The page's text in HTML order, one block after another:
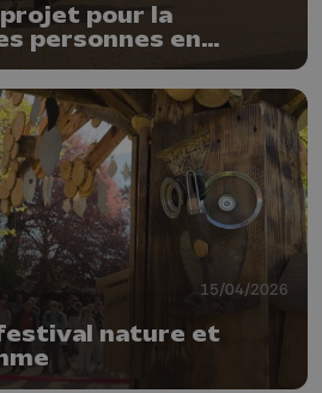
pour la
personnes en
15/04/2026
nature et